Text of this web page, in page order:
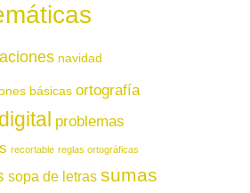
navidad
básicas ortografía
problemas
recortable reglas ortográficas
sopa de letras sumas